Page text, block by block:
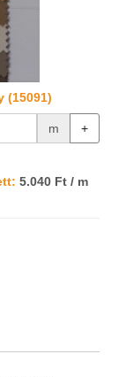
(15091)
m +
5.040 Ft / m